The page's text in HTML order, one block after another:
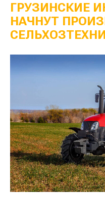
ГРУЗИНСКИЕ
НАЧНУТ